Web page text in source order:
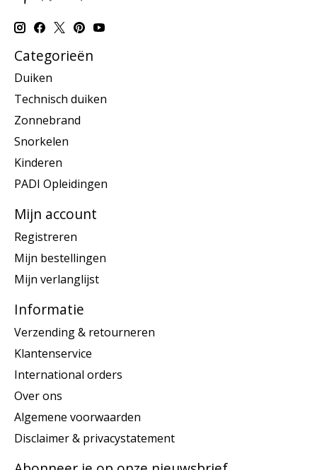
Categorieën
Duiken
Technisch duiken
Zonnebrand
Snorkelen
Kinderen
PADI Opleidingen
Mijn account
Registreren
Mijn bestellingen
Mijn verlanglijst
Informatie
Verzending & retourneren
Klantenservice
International orders
Over ons
Algemene voorwaarden
Disclaimer & privacystatement